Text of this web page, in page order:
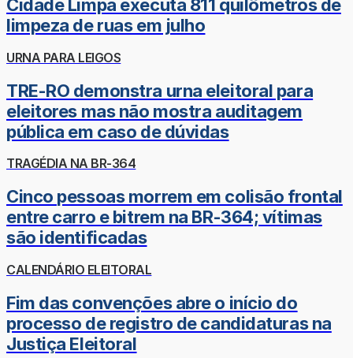
Cidade Limpa executa 811 quilômetros de
limpeza de ruas em julho
URNA PARA LEIGOS
TRE-RO demonstra urna eleitoral para
eleitores mas não mostra auditagem
pública em caso de dúvidas
TRAGÉDIA NA BR-364
Cinco pessoas morrem em colisão frontal
entre carro e bitrem na BR-364; vítimas
são identificadas
CALENDÁRIO ELEITORAL
Fim das convenções abre o início do
processo de registro de candidaturas na
Justiça Eleitoral